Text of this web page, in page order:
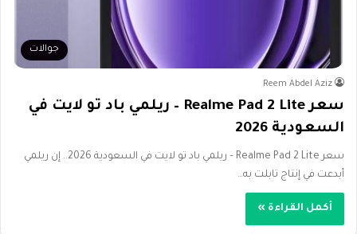
جوالات
Reem Abdel Aziz
سعر Realme Pad 2 Lite – ريلمي باد تو لايت في
السعودية 2026
سعر Realme Pad 2 Lite – ريلمي باد تو لايت في السعودية 2026.. إن ريلمي
أبدعت في إنتاج تابلت به…
أكمل القراءة »